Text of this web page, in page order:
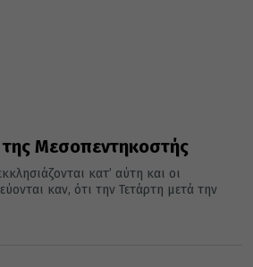
Μεσοπεντηκοστής
κατ’ αύτη και οι
καν, ότι την Τετάρτη μετά την